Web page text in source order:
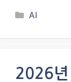
Categories
AI
2026년